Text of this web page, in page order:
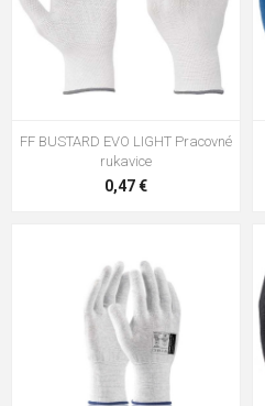
FF BUSTARD EVO LIGHT Pracovné
rukavice
0,47 €